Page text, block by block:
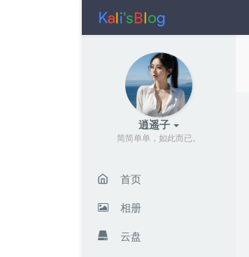
逍遥子
简简单单，如此而已。
首页
相册
云盘